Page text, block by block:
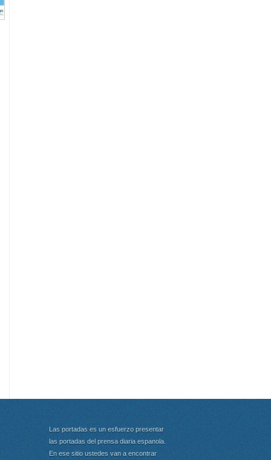
Las portadas es un esfuerzo presentar
las portadas del prensa diaria espanola.
En ese sitio ustedes van a encontrar